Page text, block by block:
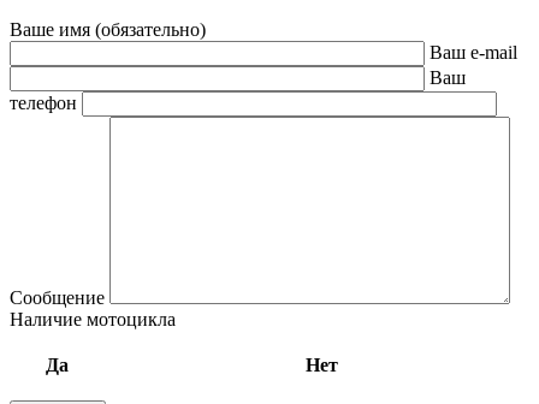
Ваше имя (обязательно)
Ваш e-mail
Ваш
телефон
Сообщение
Наличие мотоцикла
Да Нет